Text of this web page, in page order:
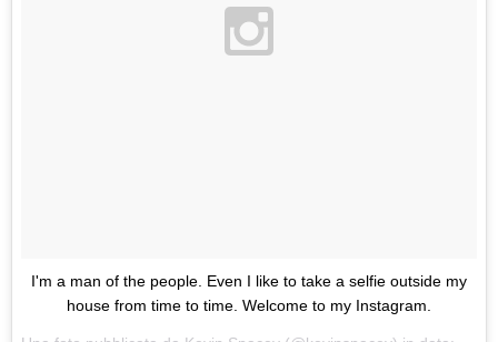
I'm a man of the people. Even I like to take a selfie outside my
house from time to time. Welcome to my Instagram.